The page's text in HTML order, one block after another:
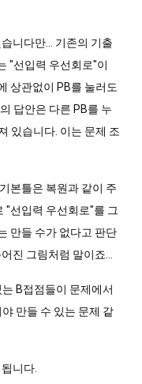
니다만... 기존의 기출
"선입력 우선회로"이
상관없이 PB를 눌러도
답안은 다른 PB를 누
있습니다. 이는 문제 조
본틀은 복원과 같이 주
"선입력 우선회로"를 그
만들 수가 없다고 판단
진 그림처럼 말이죠...
B접점들이 문제에서
만들 수 있는 문제 같
니다.